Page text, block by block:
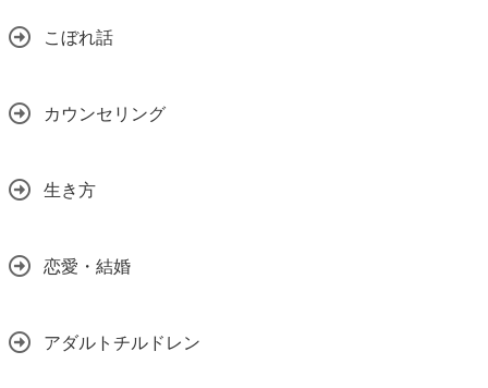
こぼれ話
カウンセリング
生き方
恋愛・結婚
アダルトチルドレン